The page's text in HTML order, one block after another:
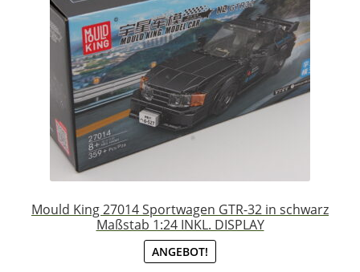
Mould King 27014 Sportwagen GTR-32 in schwarz
Maßstab 1:24 INKL. DISPLAY
ANGEBOT!